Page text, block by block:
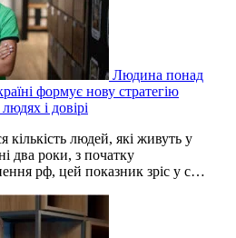
Людина понад
формує нову стратегію
і довірі
кількість людей, які живуть у
два роки, з початку
рф, цей показник зріс у с…